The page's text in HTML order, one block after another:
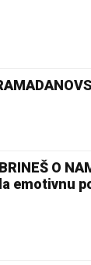
O
emotivnu